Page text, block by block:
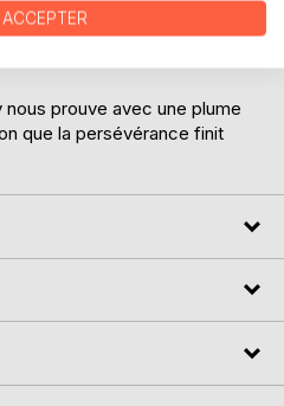
soleil revient peu à peu.
prouve avec une plume
que la persévérance finit